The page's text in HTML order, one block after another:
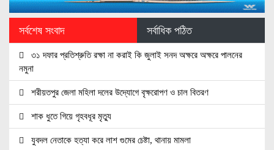
সর্বশেষ সংবাদ সর্বাধিক পঠিত
৩১ দফার প্রতিশ্রুতি রক্ষা না করাই কি জুলাই সনদ অক্ষরে অক্ষরে পালনের
নমুনা
শরীয়তপুর জেলা মহিলা দলের উদ্যোগে বৃক্ষরোপণ ও চাল বিতরণ
শাক ধুতে গিয়ে গৃহবধূর মৃত্যু
যুবদল নেতাকে হত্যা করে লাশ গুমের চেষ্টা, থানায় মামলা